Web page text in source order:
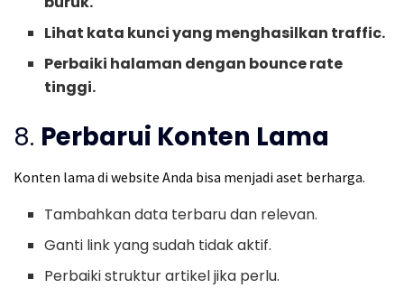
Lihat kata kunci yang menghasilkan traffic.
Perbaiki halaman dengan bounce rate
tinggi.
8. Perbarui Konten Lama
Konten lama di website Anda bisa menjadi aset berharga.
Tambahkan data terbaru dan relevan.
Ganti link yang sudah tidak aktif.
Perbaiki struktur artikel jika perlu.